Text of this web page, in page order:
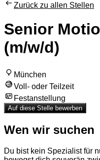
Zurück zu allen Stellen
Senior
(m/w/d)
München
Voll- oder Teilzeit
Festanstellung
Auf diese Stelle bewerben
Wen wir suchen
Du bist kein Spezialist für